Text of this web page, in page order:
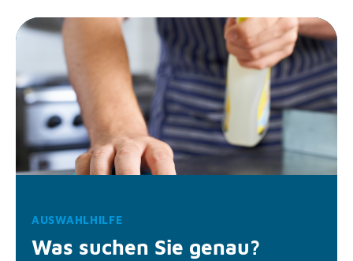
AUSWAHLHILFE
Was suchen Sie genau?